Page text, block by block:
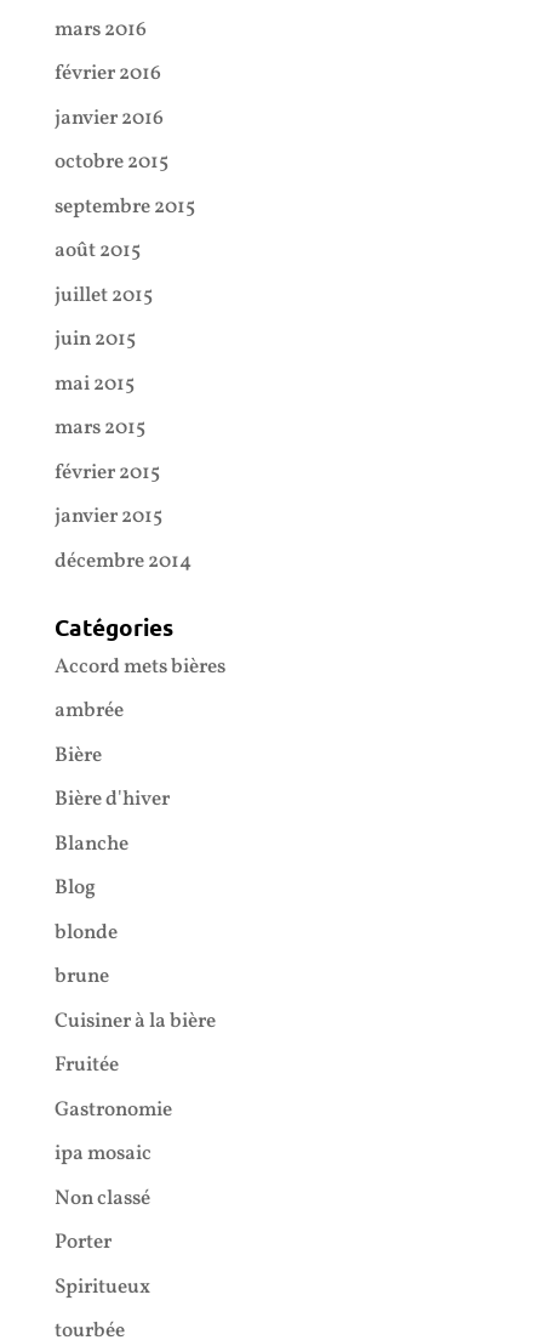
mars 2016
février 2016
janvier 2016
octobre 2015
septembre 2015
août 2015
juillet 2015
juin 2015
mai 2015
mars 2015
février 2015
janvier 2015
décembre 2014
Catégories
Accord mets bières
ambrée
Bière
Bière d'hiver
Blanche
Blog
blonde
brune
Cuisiner à la bière
Fruitée
Gastronomie
ipa mosaic
Non classé
Porter
Spiritueux
tourbée